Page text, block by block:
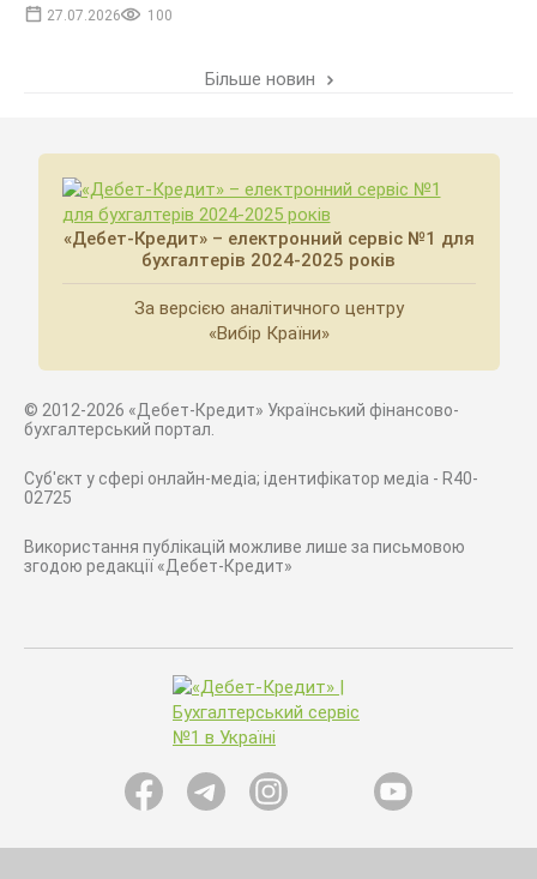
27.07.2026 100
Більше новин
«Дебет-Кредит» – електронний сервіс №1 для
бухгалтерів 2024-2025 років
За версією аналітичного центру
«Вибір Країни»
© 2012-2026 «Дебет-Кредит» Український фінансово-
бухгалтерський портал.
Суб'єкт у сфері онлайн-медіа; ідентифікатор медіа - R40-
02725
Використання публікацій можливе лише за письмовою
згодою редакції «Дебет-Кредит»